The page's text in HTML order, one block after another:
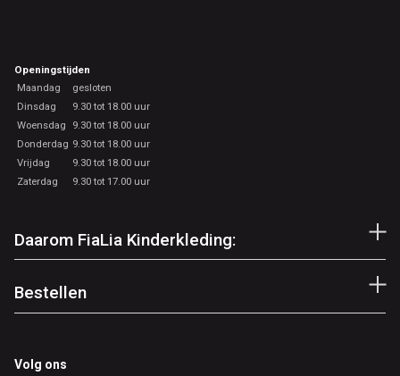
Openingstijden
Maandag
gesloten
Dinsdag
9.30 tot 18.00 uur
Woensdag
9.30 tot 18.00 uur
Donderdag 9.30 tot 18.00 uur
Vrijdag
9.30 tot 18.00 uur
Zaterdag
9.30 tot 17.00 uur
Daarom FiaLia Kinderkleding:
Bestellen
Volg ons